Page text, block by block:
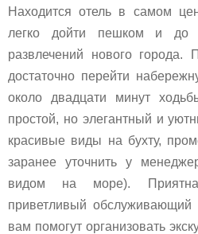
Находится отель в самом
легко дойти пешком и до
развлечений нового
достаточно перейти
около двадцати минут
простой, но элегантный и
красивые виды на бухту,
заранее уточнить у
видом на море).
приветливый
вам помогут организовать